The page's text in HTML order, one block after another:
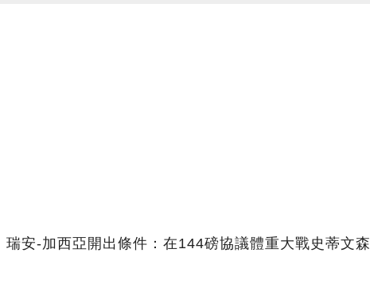
瑞安-加西亞開出條件：在144磅協議體重大戰史蒂文森